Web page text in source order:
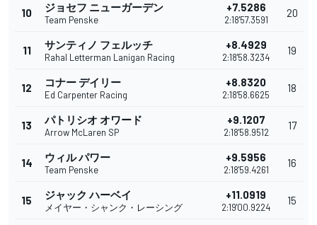
10 ジョセフ ニューガーデン
Team Penske
+7.5286
2:18'57.3591
20
11 サンティノ フェルッチ
Rahal Letterman Lanigan Racing
+8.4929
2:18'58.3234
19
12 コナー デイリー
Ed Carpenter Racing
+8.8320
2:18'58.6625
18
13 パトリシオ オワード
Arrow McLaren SP
+9.1207
2:18'58.9512
17
14 ウィル パワー
Team Penske
+9.5956
2:18'59.4261
16
15 ジャック ハーベイ
メイヤー・シャンク・レーシング
+11.0919
2:19'00.9224
15